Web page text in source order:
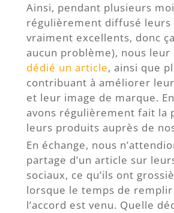
Ainsi, pendant plusieurs
régulièrement diffusé leurs
vraiment excellents, donc
aucun problème), nous leur
dédié un article, ainsi que
contribuant à améliorer
et leur image de marque.
avons régulièrement fait la
leurs produits auprès de
En échange, nous
partage d’un article sur
sociaux, ce qu’ils ont
lorsque le temps de
l’accord est venu. Quelle